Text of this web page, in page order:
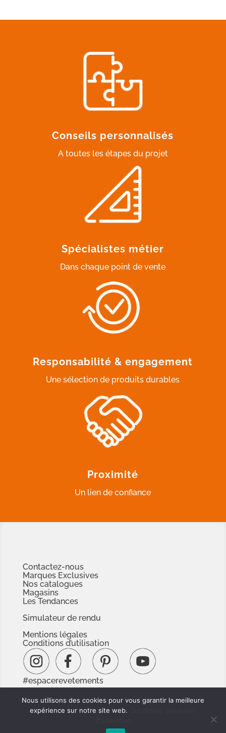
Conseils personnalisés
A toutes les étapes du projet
Spécialistes métier
Dans chaque point de vente
Responsabilité & engagement
Une sélection de produits durables
Proximité
Un lien de confiance
Contactez-nous
Marques Exclusives
Nos catalogues
Magasins
Les Tendances
Simulateur de rendu
Mentions légales
Conditions d’utilisation
#espacerevetements
www.espacedoc.fr
www.signnaturedexception.com
Nous utilisons des cookies pour vous garantir la meilleure
expérience sur notre site web.